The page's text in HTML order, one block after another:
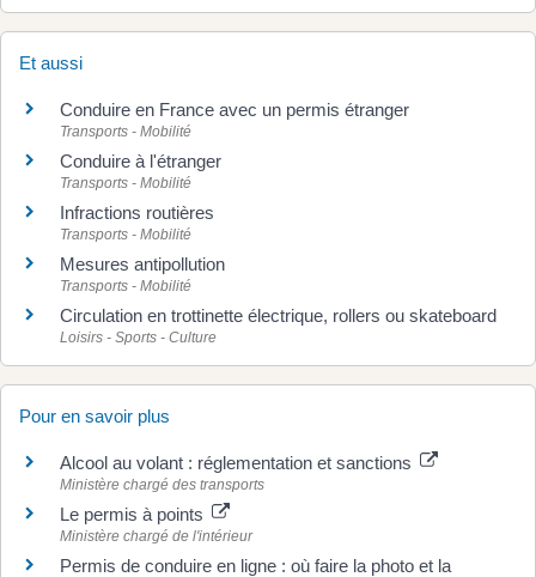
Et aussi
Conduire en France avec un permis étranger
Transports - Mobilité
Conduire à l'étranger
Transports - Mobilité
Infractions routières
Transports - Mobilité
Mesures antipollution
Transports - Mobilité
Circulation en trottinette électrique, rollers ou skateboard
Loisirs - Sports - Culture
Pour en savoir plus
Alcool au volant : réglementation et sanctions
Ministère chargé des transports
Le permis à points
Ministère chargé de l'intérieur
Permis de conduire en ligne : où faire la photo et la